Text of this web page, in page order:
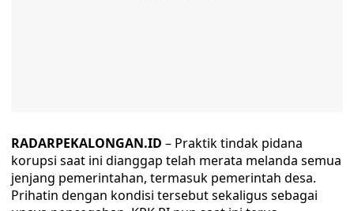
RADARPEKALONGAN.ID – Praktik tindak pidana
korupsi saat ini dianggap telah merata melanda semua
jenjang pemerintahan, termasuk pemerintah desa.
Prihatin dengan kondisi tersebut sekaligus sebagai